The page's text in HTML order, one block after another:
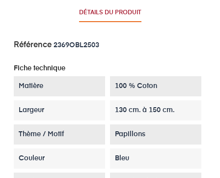
DÉTAILS DU PRODUIT
Référence 2369OBL2503
Fiche technique
Matière 100 % Coton
Largeur 130 cm. à 150 cm.
Thème / Motif Papillons
Couleur Bleu